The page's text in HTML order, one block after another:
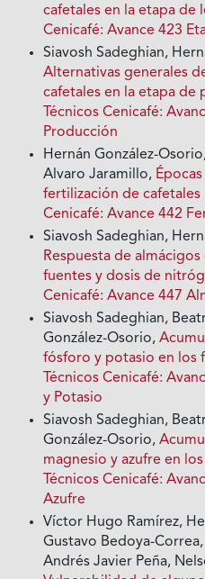
cafetales en la etapa de
Cenicafé: Avance 423
Siavosh Sadeghian,
Alternativas generales
cafetales en la etapa de
Técnicos Cenicafé:
Producción
Hernán González-
Alvaro Jaramillo,
fertilización de cafetales
Cenicafé: Avance 442
Siavosh Sadeghian,
Respuesta de
fuentes y dosis de
Cenicafé: Avance 447
Siavosh Sadeghian,
González-Osorio,
fósforo y potasio en los
Técnicos Cenicafé:
y Potasio
Siavosh Sadeghian,
González-Osorio,
magnesio y azufre en
Técnicos Cenicafé:
Azufre
Víctor Hugo Ramírez,
Gustavo Bedoya-
Andrés Javier Peña,